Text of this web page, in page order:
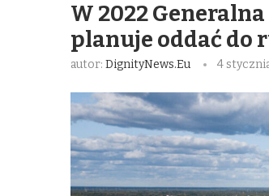
W 2022
planuje oddać do
autor: DignityNews.eu 4